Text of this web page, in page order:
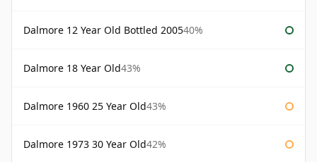
Dalmore 12 Year Old Bottled 200540%
Dalmore 18 Year Old43%
Dalmore 1960 25 Year Old43%
Dalmore 1973 30 Year Old42%